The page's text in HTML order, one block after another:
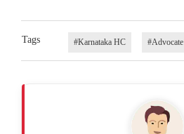
Tags #Karnataka HC #Advocate